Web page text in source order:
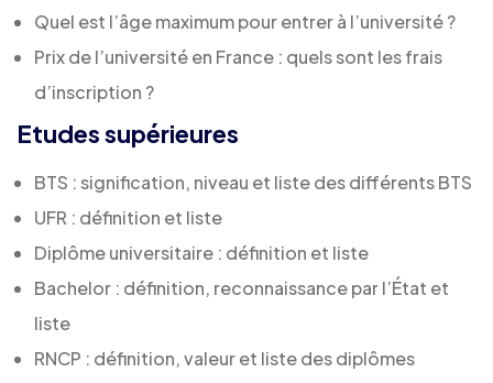
Quel est l’âge maximum pour entrer à l’université ?
Prix de l’université en France : quels sont les frais
d’inscription ?
Etudes supérieures
BTS : signification, niveau et liste des différents BTS
UFR : définition et liste
Diplôme universitaire : définition et liste
Bachelor : définition, reconnaissance par l’État et
liste
RNCP : définition, valeur et liste des diplômes